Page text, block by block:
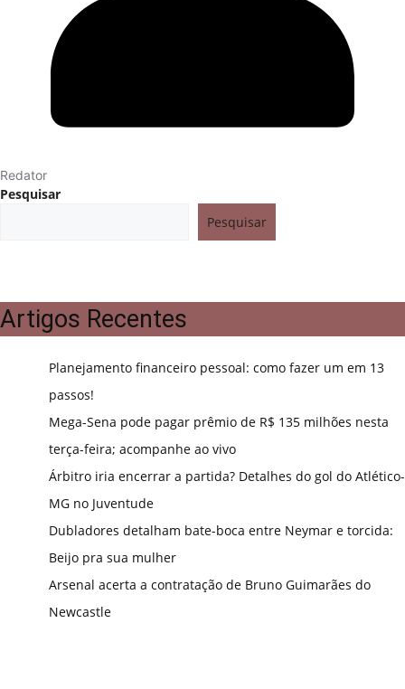
Redator
Pesquisar
Pesquisar
Artigos Recentes
Planejamento financeiro pessoal: como fazer um em 13
passos!
Mega-Sena pode pagar prêmio de R$ 135 milhões nesta
terça-feira; acompanhe ao vivo
Árbitro iria encerrar a partida? Detalhes do gol do Atlético-
MG no Juventude
Dubladores detalham bate-boca entre Neymar e torcida:
Beijo pra sua mulher
Arsenal acerta a contratação de Bruno Guimarães do
Newcastle